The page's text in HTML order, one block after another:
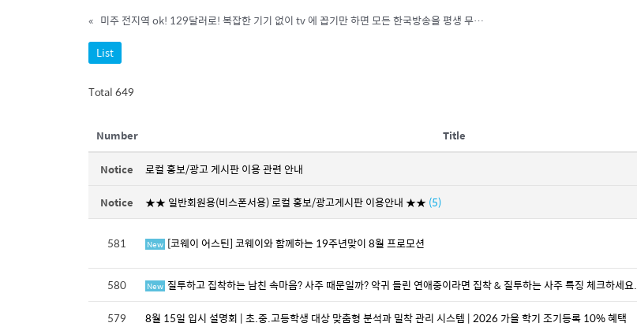
« 미주 전지역 ok! 129달러로! 복잡한 기기 없이 tv 에 꼽기만 하면 모든 한국방송을 평생 무료로…
List
Total 649
Number Title
Notice 로컬 홍보/광고 게시판 이용 관련 안내
Notice
★★ 일반회원용(비스폰서용) 로컬 홍보/광고게시판 이용안내 ★★(5)
581 New [코웨이 어스틴] 코웨이와 함께하는 19주년맞이 8월 프로모션
580 New 질투하고 집착하는 남친 속마음? 사주 때문일까? 악귀 들린 연애중이라면 집착 & 질투하는 사주 특징 체크하세요.
579
8월 15일 입시 설명회 | 초.중.고등학생 대상 맞춤형 분석과 밀착 관리 시스템 | 2026 가을 학기 조기등록 10% 혜택